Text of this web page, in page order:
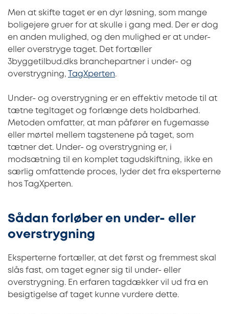
Men at skifte taget er en dyr løsning, som mange
boligejere gruer for at skulle i gang med. Der er dog
en anden mulighed, og den mulighed er at under-
eller overstryge taget. Det fortæller
3byggetilbud.dks branchepartner i under- og
overstrygning,
TagXperten.
Under- og overstrygning er en effektiv metode til at
tætne tegltaget og forlænge dets holdbarhed.
Metoden omfatter, at man påfører en fugemasse
eller mørtel mellem tagstenene på taget, som
tætner det. Under- og overstrygning er, i
modsætning til en komplet tagudskiftning, ikke en
særlig omfattende proces, lyder det fra eksperterne
hos TagXperten.
Sådan forløber en under- eller
overstrygning
Eksperterne fortæller, at det først og fremmest skal
slås fast, om taget egner sig til under- eller
overstrygning. En erfaren tagdækker vil ud fra en
besigtigelse af taget kunne vurdere dette.